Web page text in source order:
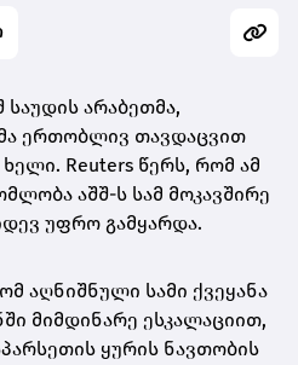
საუდის არაბეთმა,
ერთობლივ თავდაცვით
ხელი. Reuters წერს, რომ ამ
აშშ-ს სამ მოკავშირე
უფრო გამყარდა.
აღნიშნული სამი ქვეყანა
მიმდინარე ესკალაციით,
ყურის ნავთობის